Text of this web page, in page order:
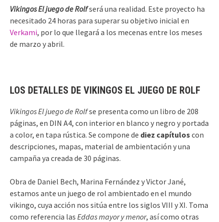
Vikingos El juego de Rolfserá una realidad. Este proyecto ha
necesitado 24 horas para superar su objetivo inicial en
Verkami, por lo que llegará a los mecenas entre los meses
de marzo y abril.
LOS DETALLES DE VIKINGOS EL JUEGO DE ROLF
Vikingos El juego de Rolfse presenta como un libro de 208
páginas, en DIN A4, con interior en blanco y negro y portada
a color, en tapa rústica. Se compone de diez capítulos con
descripciones, mapas, material de ambientación y una
campaña ya creada de 30 páginas.
Obra de Daniel Bech, Marina Fernández y Victor Jané,
estamos ante un juego de rol ambientado en el mundo
vikingo, cuya acción nos sitúa entre los siglos VIII y XI. Toma
como referencia las Eddas mayor y menor, así como otras